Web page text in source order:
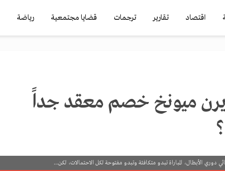
اقتصاد تقارير ترجمات قضايا مجتمعية رياضة
ميونخ خصم معقد جداً
الأبطال، المباراة تبدو متكافئة وتبدو مفتوحة لكل الاحتمالات، لكن...